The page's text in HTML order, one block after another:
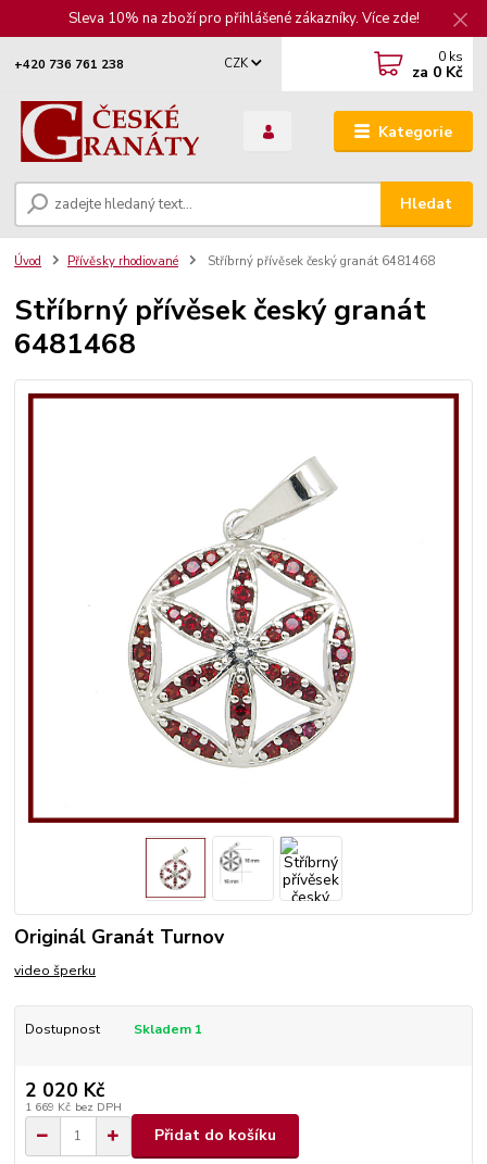
Sleva 10% na zboží pro přihlášené zákazníky. Více zde!
Kategorie
CZK
Hledat
+420 736 761 238 0 ks
za 0 Kč
Úvod Přívěsky rhodiované Stříbrný přívěsek český granát 6481468
Stříbrný přívěsek český granát
6481468
Originál Granát Turnov
video šperku
Dostupnost Skladem 1
2 020 Kč
1 669 Kč bez DPH
Přidat do košíku